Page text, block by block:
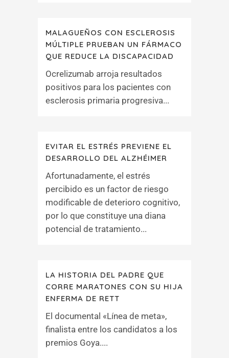
MALAGUEÑOS CON ESCLEROSIS
MÚLTIPLE PRUEBAN UN FÁRMACO
QUE REDUCE LA DISCAPACIDAD
Ocrelizumab arroja resultados
positivos para los pacientes con
esclerosis primaria progresiva...
EVITAR EL ESTRÉS PREVIENE EL
DESARROLLO DEL ALZHÉIMER
Afortunadamente, el estrés
percibido es un factor de riesgo
modificable de deterioro cognitivo,
por lo que constituye una diana
potencial de tratamiento...
LA HISTORIA DEL PADRE QUE
CORRE MARATONES CON SU HIJA
ENFERMA DE RETT
El documental «Línea de meta»,
finalista entre los candidatos a los
premios Goya....